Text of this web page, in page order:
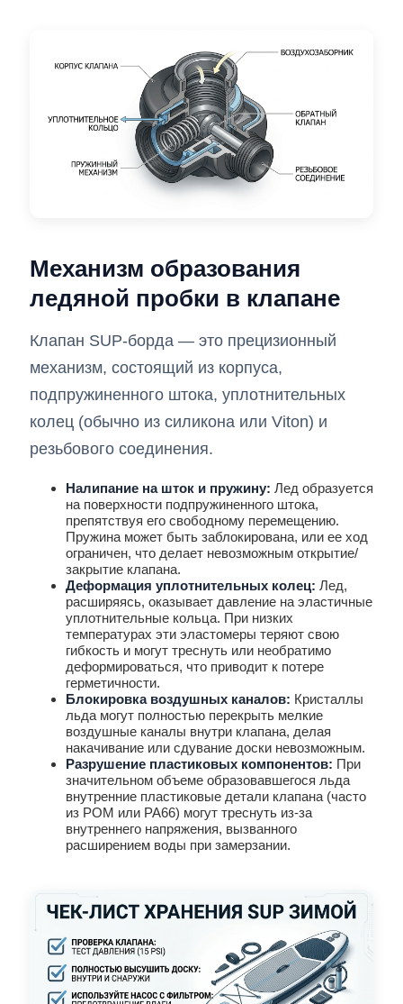
Механизм образования
ледяной пробки в клапане
Клапан SUP-борда — это прецизионный
механизм, состоящий из корпуса,
подпружиненного штока, уплотнительных
колец (обычно из силикона или Viton) и
резьбового соединения.
Налипание на шток и пружину: Лед образуется
на поверхности подпружиненного штока,
препятствуя его свободному перемещению.
Пружина может быть заблокирована, или ее ход
ограничен, что делает невозможным открытие/
закрытие клапана.
Деформация уплотнительных колец: Лед,
расширяясь, оказывает давление на эластичные
уплотнительные кольца. При низких
температурах эти эластомеры теряют свою
гибкость и могут треснуть или необратимо
деформироваться, что приводит к потере
герметичности.
Блокировка воздушных каналов: Кристаллы
льда могут полностью перекрыть мелкие
воздушные каналы внутри клапана, делая
накачивание или сдувание доски невозможным.
Разрушение пластиковых компонентов: При
значительном объеме образовавшегося льда
внутренние пластиковые детали клапана (часто
из POM или PA66) могут треснуть из-за
внутреннего напряжения, вызванного
расширением воды при замерзании.